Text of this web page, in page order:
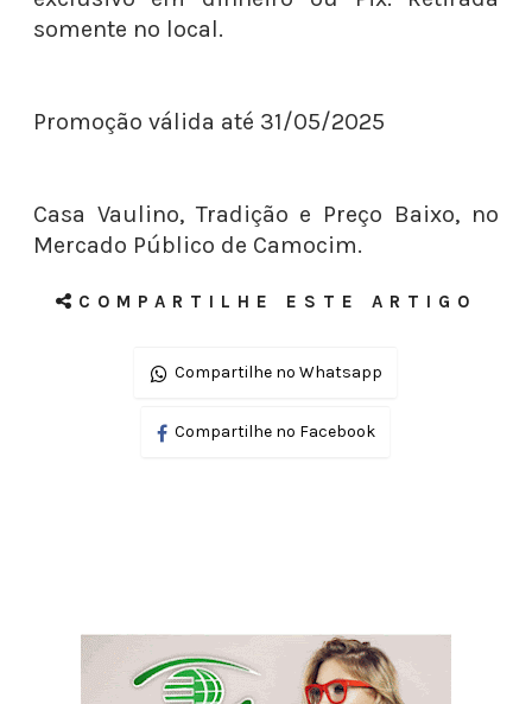
somente no local.
Promoção válida até 31/05/2025
Casa Vaulino, Tradição e Preço Baixo, no
Mercado Público de Camocim.
COMPARTILHE ESTE ARTIGO
Compartilhe no Whatsapp
Compartilhe no Facebook